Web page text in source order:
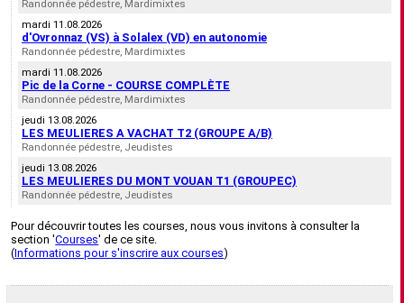
Randonnée pédestre, Mardimixtes
mardi 11.08.2026
d'Ovronnaz (VS) à Solalex (VD) en autonomie
Randonnée pédestre, Mardimixtes
mardi 11.08.2026
Pic de la Corne - COURSE COMPLÈTE
Randonnée pédestre, Mardimixtes
jeudi 13.08.2026
LES MEULIERES A VACHAT T2 (GROUPE A/B)
Randonnée pédestre, Jeudistes
jeudi 13.08.2026
LES MEULIERES DU MONT VOUAN T1 (GROUPEC)
Randonnée pédestre, Jeudistes
Pour découvrir toutes les courses, nous vous invitons à consulter la
section 'Courses' de ce site.
(Informations pour s'inscrire aux courses)